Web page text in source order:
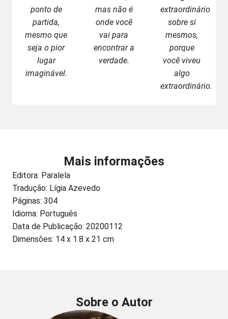
ponto de
partida,
mesmo que
seja o pior
lugar
imaginável.
mas não é
onde você
vai para
encontrar a
verdade.
extraordinário
sobre si
mesmos,
porque
você viveu
algo
extraordinário.
Mais informações
Editora: Paralela
Tradução: Lígia Azevedo
Páginas: 304
Idioma: Português
Data de Publicação: 20200112
Dimensões: 14 x 1.8 x 21 cm
Sobre o Autor